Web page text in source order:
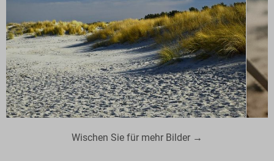
Wischen Sie für mehr Bilder →